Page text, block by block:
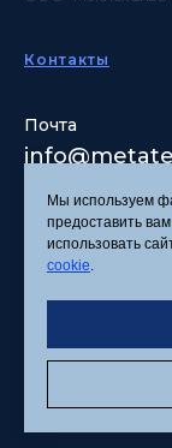
Контакты
Почта
info
Мы используем
предоставить
использовать
cookie.